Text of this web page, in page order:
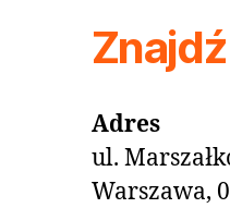
Adres
ul.
Warszawa,